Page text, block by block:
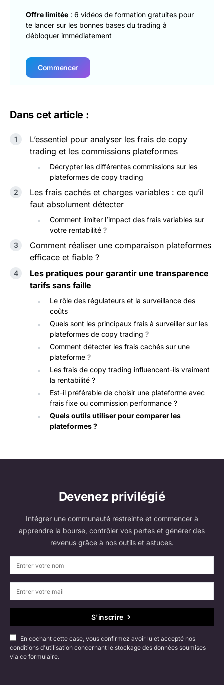
Offre limitée : 6 vidéos de formation gratuites pour
te lancer sur les bonnes bases du trading à
débloquer immédiatement
Commencer
Dans cet article :
L’essentiel pour analyser les frais de copy
trading et les commissions plateformes
Décrypter les différentes commissions sur les
plateformes de copy trading
Les frais cachés et charges variables : ce qu’il
faut absolument détecter
Comment limiter l’impact des frais variables sur
votre rentabilité ?
Comment réaliser une comparaison plateformes
efficace et fiable ?
Les pratiques pour garantir une transparence
tarifs sans faille
Le rôle des régulateurs et la surveillance des
coûts
Quels sont les principaux frais à surveiller sur les
plateformes de copy trading ?
Comment détecter les frais cachés sur une
plateforme ?
Les frais de copy trading influencent-ils vraiment
la rentabilité ?
Est-il préférable de choisir une plateforme avec
frais fixe ou commission performance ?
Quels outils utiliser pour comparer les
plateformes ?
Devenez privilégié
Intégrer une communauté restreinte et commencer à
apprendre la bourse, contrôler vos pertes et générer des
revenus grâce à nos outils et astuces.
S'inscrire
En cochant cette case, vous confirmez avoir lu et accepté nos
conditions d'utilisation concernant le stockage des données soumises
via ce formulaire.